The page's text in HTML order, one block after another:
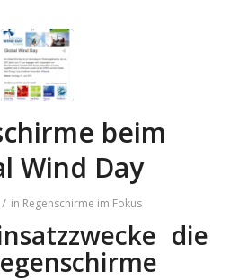
beim
Wind Day
/ in Regenschirme im Fokus
die